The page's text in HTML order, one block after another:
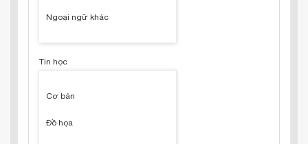
Ngoại ngữ khác
Tin học
Cơ bản
Đồ họa